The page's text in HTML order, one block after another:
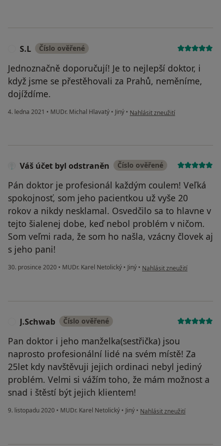
S.L Číslo ověřené
Jednoznačně doporučují! Je to nejlepší doktor, i
když jsme se přestěhovali za Prahů, neměníme,
dojíždíme.
4. ledna 2021 • MUDr. Michal Hlavatý • Jiný • podle názoru uživatele S.L
Nahlásit zneužití
Váš účet byl odstraněn Číslo ověřené
Pán doktor je profesionál každým coulem! Veľká
spokojnosť, som jeho pacientkou už vyše 20
rokov a nikdy nesklamal. Osvedčilo sa to hlavne v
tejto šialenej dobe, keď nebol problém v ničom.
Som veľmi rada, že som ho našla, vzácny človek aj
s jeho pani!
30. prosince 2020 • MUDr. Karel Netolický • Jiný • podle názoru uživatele Váš
Nahlásit zneužití
J.Schwab Číslo ověřené
Pan doktor i jeho manželka(sestřička) jsou
naprosto profesionální lidé na svém místě! Za
25let kdy navštěvuji jejich ordinaci nebyl jediný
problém. Velmi si vážím toho, že mám možnost a
snad i štěstí být jejich klientem!
9. listopadu 2020 • MUDr. Karel Netolický • Jiný • podle názoru uživatele
Nahlásit zneužití